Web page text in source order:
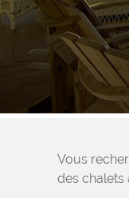
Vous
des chalets